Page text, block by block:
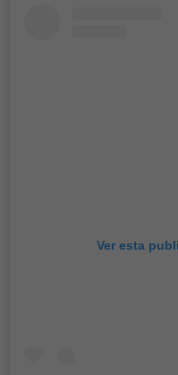
Ver esta